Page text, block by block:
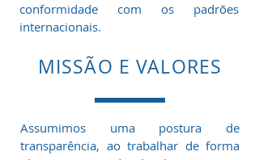
conformidade com os padrões
internacionais.
MISSÃO E VALORES
Assumimos uma postura de
transparência, ao trabalhar de forma